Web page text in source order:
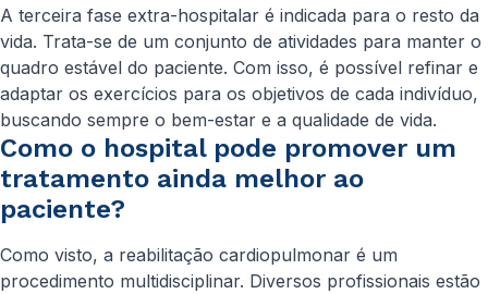
A terceira fase extra-hospitalar é indicada para o resto da
vida. Trata-se de um conjunto de atividades para manter o
quadro estável do paciente. Com isso, é possível refinar e
adaptar os exercícios para os objetivos de cada indivíduo,
buscando sempre o bem-estar e a qualidade de vida.
Como o hospital pode promover um
tratamento ainda melhor ao
paciente?
Como visto, a reabilitação cardiopulmonar é um
procedimento multidisciplinar. Diversos profissionais estão